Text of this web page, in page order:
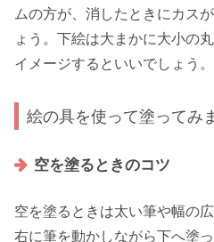
ムの方が、消したときにカス
ょう。下絵は大まかに大小の
イメージするといいでしょう。
絵の具を使って塗ってみ
空を塗るときのコツ
空を塗るときは太い筆や幅の
右に筆を動かしながら下へ塗